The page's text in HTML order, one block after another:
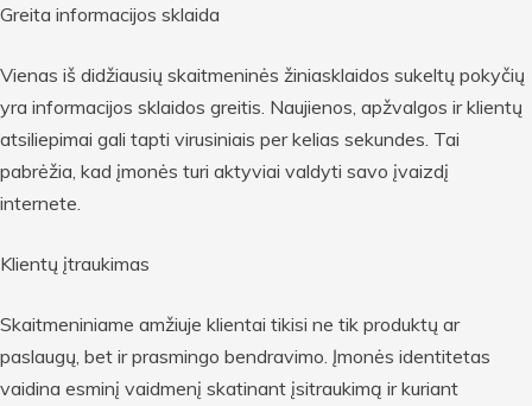
Greita informacijos sklaida
Vienas iš didžiausių skaitmeninės žiniasklaidos sukeltų pokyčių
yra informacijos sklaidos greitis. Naujienos, apžvalgos ir klientų
atsiliepimai gali tapti virusiniais per kelias sekundes. Tai
pabrėžia, kad įmonės turi aktyviai valdyti savo įvaizdį
internete.
Klientų įtraukimas
Skaitmeniniame amžiuje klientai tikisi ne tik produktų ar
paslaugų, bet ir prasmingo bendravimo. Įmonės identitetas
vaidina esminį vaidmenį skatinant įsitraukimą ir kuriant